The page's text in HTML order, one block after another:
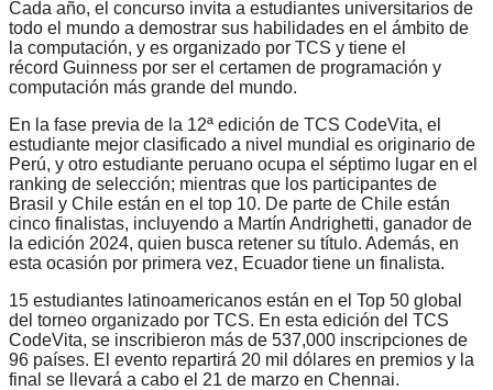
Cada año, el concurso invita a estudiantes universitarios de
todo el mundo a demostrar sus habilidades en el ámbito de
la computación, y es organizado por TCS y tiene el
récord Guinness por ser el certamen de programación y
computación más grande del mundo.
En la fase previa de la 12ª edición de TCS CodeVita, el
estudiante mejor clasificado a nivel mundial es originario de
Perú, y otro estudiante peruano ocupa el séptimo lugar en el
ranking de selección; mientras que los participantes de
Brasil y Chile están en el top 10. De parte de Chile están
cinco finalistas, incluyendo a Martín Andrighetti, ganador de
la edición 2024, quien busca retener su título. Además, en
esta ocasión por primera vez, Ecuador tiene un finalista.
15 estudiantes latinoamericanos están en el Top 50 global
del torneo organizado por TCS. En esta edición del TCS
CodeVita, se inscribieron más de 537,000 inscripciones de
96 países. El evento repartirá 20 mil dólares en premios y la
final se llevará a cabo el 21 de marzo en Chennai.